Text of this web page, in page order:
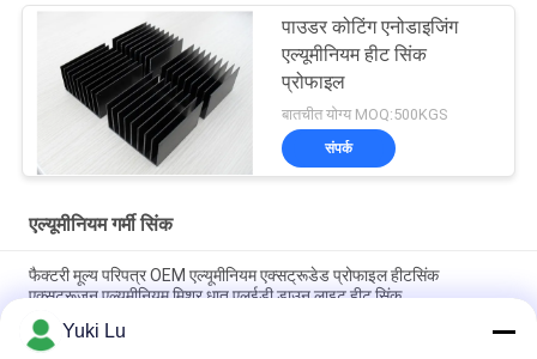
पाउडर कोटिंग एनोडाइजिंग
एल्यूमीनियम हीट सिंक
प्रोफाइल
बातचीत योग्य MOQ:500KGS
संपर्क
एल्यूमीनियम गर्मी सिंक
फैक्टरी मूल्य परिपत्र OEM एल्यूमीनियम एक्सट्रूडेड प्रोफाइल हीटसिंक
एक्सट्रूज़न एल्यूमीनियम मिश्र धातु एलईडी डाउन लाइट हीट सिंक
कस्टम एल्यूमीनियम प्रोफाइल फैक्टरी उच्च घनत्व काला एनोडाइज्ड 6063
Yuki Lu